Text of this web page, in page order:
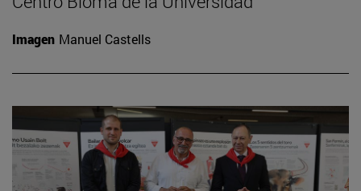
Imagen Manuel Castells